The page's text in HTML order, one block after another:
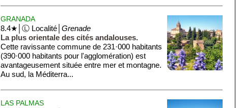
GRANADA
8.4★│Ⓛ Localité│Grenade
La plus orientale des cités andalouses.
Cette ravissante commune de 231·000 habitants
(390·000 habitants pour l'agglomération) est
avantageusement située entre mer et montagne.
Au sud, la Méditerra...
LAS PALMAS